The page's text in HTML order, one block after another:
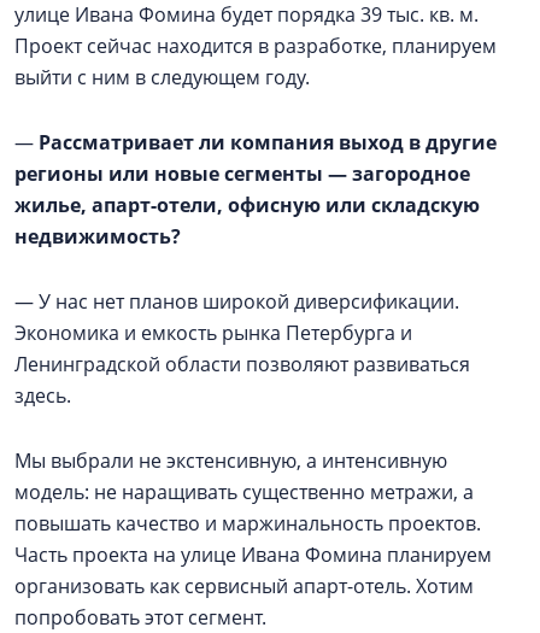
улице Ивана Фомина будет порядка 39 тыс. кв. м.
Проект сейчас находится в разработке, планируем
выйти с ним в следующем году.
— Рассматривает ли компания выход в другие
регионы или новые сегменты — загородное
жилье, апарт-отели, офисную или складскую
недвижимость?
— У нас нет планов широкой диверсификации.
Экономика и емкость рынка Петербурга и
Ленинградской области позволяют развиваться
здесь.
Мы выбрали не экстенсивную, а интенсивную
модель: не наращивать существенно метражи, а
повышать качество и маржинальность проектов.
Часть проекта на улице Ивана Фомина планируем
организовать как сервисный апарт-отель. Хотим
попробовать этот сегмент.